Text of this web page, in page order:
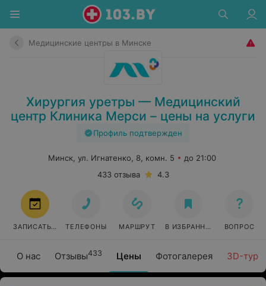
Медицинские центры в Минске
Хирургия уретры — Медицинский
центр Клиника Мерси – цены на услуги
Профиль подтвержден
О нас Отзывы433 Цены Фотогалерея 3D-тур
Минск, ул. Игнатенко, 8, комн. 5
до 21:00
433 отзыва
4.3
ЗАПИСАТЬСЯ ТЕЛЕФОНЫ МАРШРУТ В ИЗБРАННОЕ ВОПРОС